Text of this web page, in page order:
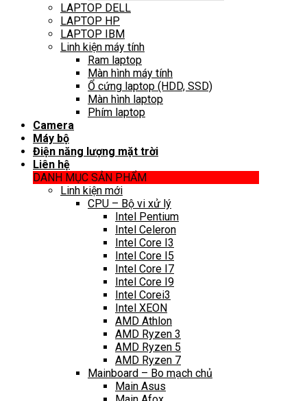
LAPTOP DELL
LAPTOP HP
LAPTOP IBM
Linh kiện máy tính
Ram laptop
Màn hình máy tính
Ổ cứng laptop (HDD, SSD)
Màn hình laptop
Phím laptop
Camera
Máy bộ
Điện năng lượng mặt trời
Liên hệ
DANH MỤC SẢN PHẨM
Linh kiện mới
CPU – Bộ vi xử lý
Intel Pentium
Intel Celeron
Intel Core I3
Intel Core I5
Intel Core I7
Intel Core I9
Intel Corei3
Intel XEON
AMD Athlon
AMD Ryzen 3
AMD Ryzen 5
AMD Ryzen 7
Mainboard – Bo mạch chủ
Main Asus